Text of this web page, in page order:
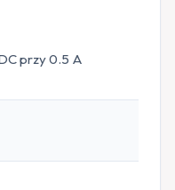
przy 0.5 A